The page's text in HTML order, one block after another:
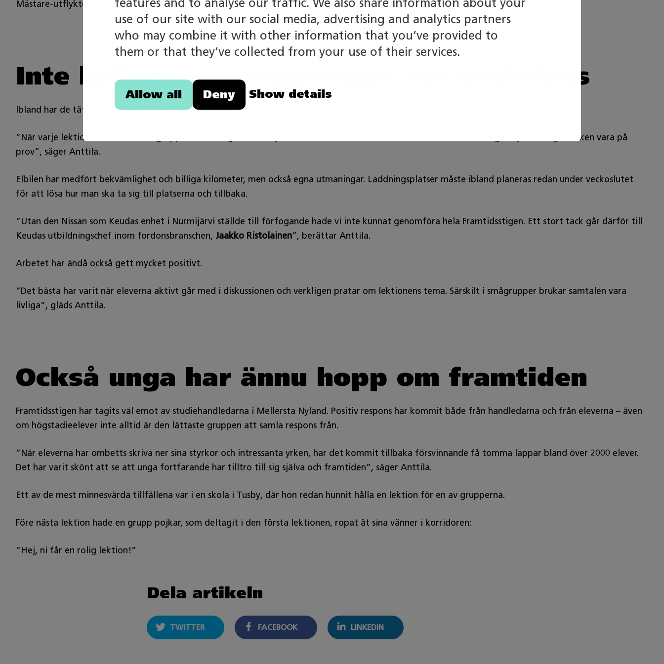
use of our site with our social media, advertising and analytics partners
who may combine it with other information that you’ve provided to
them or that they’ve collected from your use of their services.
Allow all Deny Show details
Mästare‑utflykten. På lektioner som varar cirka 75 minuter finns det redan mer tid för gemensamt resonemang och samtal.
Inte heller små utmaningar har undvikits
Ibland har de täta tidtabellerna skapat utmaningar.
”När varje lektion är unik för den gruppen vill man ge allt i varje stund. Om man drar sex lektioner i rad under en dag börjar den egna orken vara på
prov”, säger Anttila.
Elbilen har medfört bekvämlighet och billiga kilometer, men också egna utmaningar. Laddningsplatser måste ibland planeras redan under veckoslutet
för att lösa hur man ska ta sig till platserna och tillbaka.
”Utan den Nissan som Keudas enhet i Nurmijärvi ställde till förfogande hade vi inte kunnat genomföra hela Framtidsstigen. Ett stort tack går därför till
Keudas utbildningschef inom fordonsbranschen, Jaakko Ristolainen”, berättar Anttila.
Arbetet har ändå också gett mycket positivt.
”Det bästa har varit när eleverna aktivt går med i diskussionen och verkligen pratar om lektionens tema. Särskilt i smågrupper brukar samtalen vara
livliga”, gläds Anttila.
Också unga har ännu hopp om framtiden
Framtidsstigen har tagits väl emot av studiehandledarna i Mellersta Nyland. Positiv respons har kommit både från handledarna och från eleverna – även
om högstadieelever inte alltid är den lättaste gruppen att samla respons från.
”När eleverna har ombetts skriva ner sina styrkor och intressanta yrken, har det kommit tillbaka försvinnande få tomma lappar bland över 2000 elever.
Det har varit skönt att se att unga fortfarande har tilltro till sig själva och framtiden”, säger Anttila.
Ett av de mest minnesvärda tillfällena var i en skola i Tusby, där hon redan hunnit hålla en lektion för en av grupperna.
Före nästa lektion hade en grupp pojkar, som deltagit i den första lektionen, ropat åt sina vänner i korridoren:
”Hej, ni får en rolig lektion!”
Dela artikeln
TWITTER FACEBOOK LINKEDIN